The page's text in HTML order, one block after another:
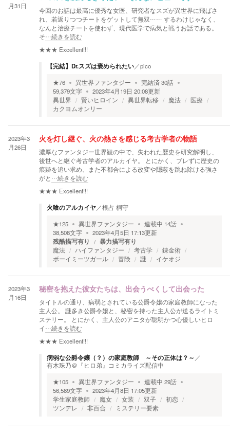
月31日
今回のお話は最高に優秀な女医、研究者なスズが異世界に飛ばさ
れ、若返りつつチートをゲットして無双…… するわけじゃなく、
なんと治療チートを使わず、現代医学で病気と戦うお話である。
そ…続きを読む
★★★ Excellent!!!
【完結】Dr.スズは褒められたい／pico
★76 異世界ファンタジー 完結済30話
59,379文字 2023年4月19日 20:08更新
異世界
賢いヒロイン 異世界転移 魔法
医療
カクヨムオンリー
2023年3
月26日
火を灯し継ぐ、火の熱さを感じる考古学者の物語
濃厚なファンタジー世界観の中で、失われた歴史を研究解明し、
後世へと継ぐ考古学者のアルカイヤ。 とにかく、ブレずに歴史の
痕跡を追い求め、また不都合による改変や隠蔽を跳ね除ける強さ
がと …続きを読む
★★★ Excellent!!!
火喰のアルカイヤ／根占 桐守
★125 異世界ファンタジー 連載中 14話
38,508文字 2023年4月5日 17:13更新
残酷描写有り 暴力描写有り
魔法 ハイファンタジー 考古学
錬金術
ボーイミーツガール
冒険 謎 イケオジ
2023年3
月16日
秘密を抱えた彼女たちは、出会うべくして出会った
タイトルの通り、病弱とされている公爵令嬢の家庭教師になった
主人公。 謎多き公爵令嬢と、秘密を持った主人公が送るライトミ
ステリー。 とにかく、主人公のアニタが聡明かつ心優しいヒロ
イ…続きを読む
★★★ Excellent!!!
病弱な公爵令嬢（？）の家庭教師 ～その正体は？～ ／
有木珠乃＠『ヒロ弟』コミカライズ配信中
★105 異世界ファンタジー 連載中 29話
56,589文字 2023年4月8日 17:05更新
学生家庭教師
魔女 女装 双子
初恋
ツンデレ
非百合 ミステリー要素